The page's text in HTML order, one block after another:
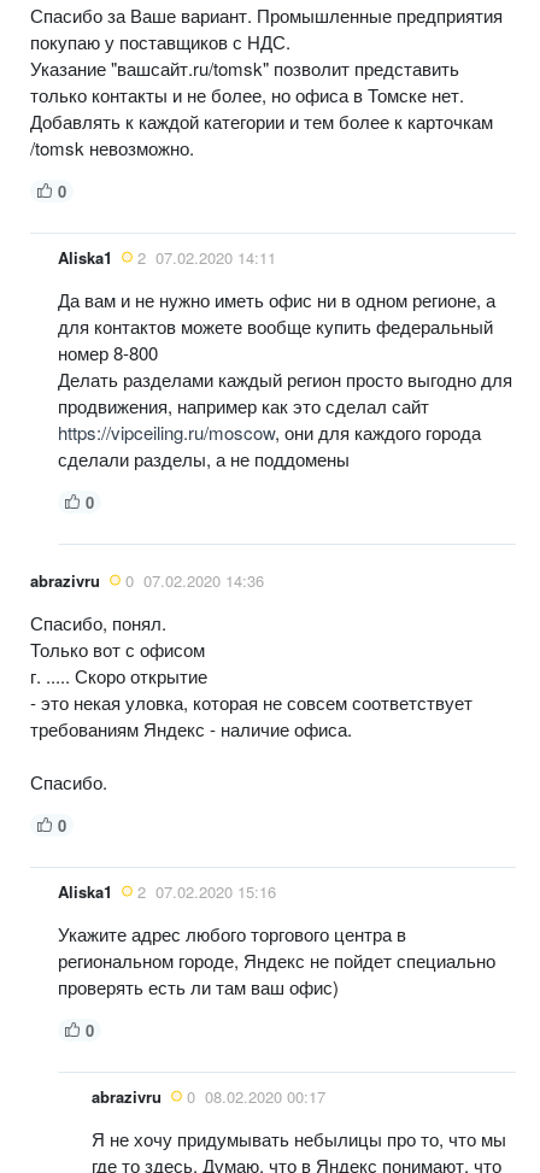
Спасибо за Ваше вариант. Промышленные предприятия
покупаю у поставщиков с НДС.
Указание "вашсайт.ru/tomsk" позволит представить
только контакты и не более, но офиса в Томске нет.
Добавлять к каждой категории и тем более к карточкам
/tomsk невозможно.
0
Aliska1 2 07.02.2020 14:11
Да вам и не нужно иметь офис ни в одном регионе, а
для контактов можете вообще купить федеральный
номер 8-800
Делать разделами каждый регион просто выгодно для
продвижения, например как это сделал сайт
https://vipceiling.ru/moscow, они для каждого города
сделали разделы, а не поддомены
0
abrazivru 0 07.02.2020 14:36
Спасибо, понял.
Только вот с офисом
г. ..... Скоро открытие
- это некая уловка, которая не совсем соответствует
требованиям Яндекс - наличие офиса.
Спасибо.
0
Aliska1 2 07.02.2020 15:16
Укажите адрес любого торгового центра в
региональном городе, Яндекс не пойдет специально
проверять есть ли там ваш офис)
0
abrazivru 0 08.02.2020 00:17
Я не хочу придумывать небылицы про то, что мы
где то здесь. Думаю, что в Яндекс понимают, что